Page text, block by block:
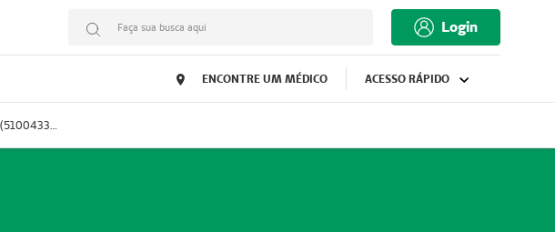
Faça sua busca aqui Login
ENCONTRE UM MÉDICO ACESSO RÁPIDO
Prestador Oncoped Serviços Médicos (51004335-0)